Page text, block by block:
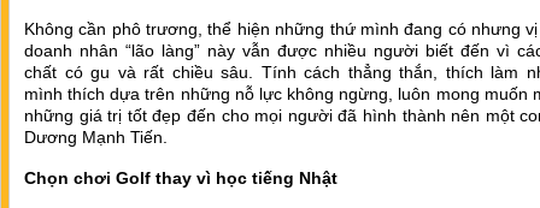
Không cần phô trương, thể hiện những thứ mình đang có nhưng
doanh nhân “lão làng” này vẫn được nhiều người biết đến vì
chất có gu và rất chiều sâu. Tính cách thẳng thắn, thích làm
mình thích dựa trên những nỗ lực không ngừng, luôn mong muốn
những giá trị tốt đẹp đến cho mọi người đã hình thành nên một
Dương Mạnh Tiến.
Chọn chơi Golf thay vì học tiếng Nhật